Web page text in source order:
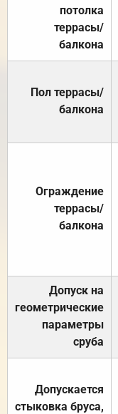
потолка
террасы/
балкона
Пол террасы/
балкона
Ограждение
террасы/
балкона
Допуск на
геометрические
параметры
сруба
Допускается
стыковка бруса,